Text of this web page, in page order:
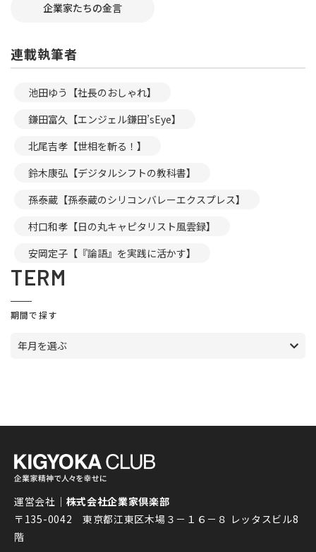
企業家たちの金言
連載執筆者
池田ゆう【社長のおしゃれ】
鎌田富久【エンジェル鎌田’sEye】
北尾吉孝【世相を斬る！】
鈴木康弘【デジタルシフトの教科書】
孫泰蔵【孫泰蔵のシリコンバレーエクスプレス】
村口和孝【日の丸キャピタリスト風雲録】
安岡定子【『論語』を実践に活かす】
TERM
期間で探す
年月を選ぶ
運営会社｜ 株式会社企業家倶楽部
〒135-0042 東京都江東区木場３－１６－８ レッタスビル8
階